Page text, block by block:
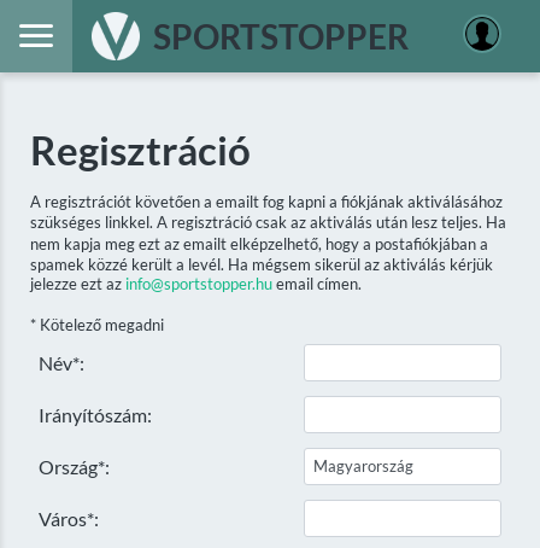
SPORTSTOPPER
Regisztráció
A regisztrációt követően a emailt fog kapni a fiókjának aktiválásához
szükséges linkkel. A regisztráció csak az aktiválás után lesz teljes. Ha
nem kapja meg ezt az emailt elképzelhető, hogy a postafiókjában a
spamek közzé került a levél. Ha mégsem sikerül az aktiválás kérjük
jelezze ezt az info@sportstopper.huemail címen.
* Kötelező megadni
Név*:
Irányítószám:
Ország*:
Város*: